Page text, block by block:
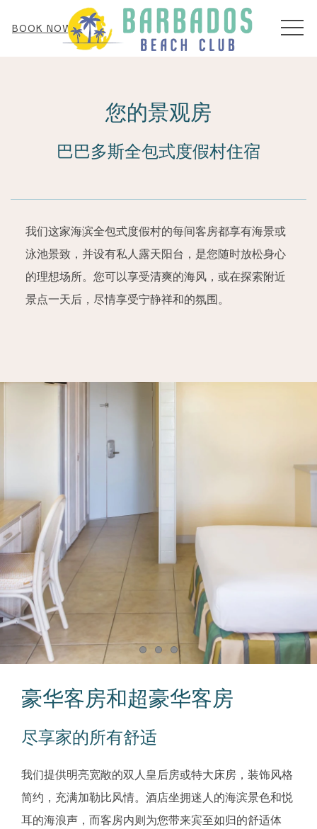
BOOK NOW
您的景观房
巴巴多斯全包式度假村住宿
我们这家海滨全包式度假村的每间客房都享有海景或
泳池景致，并设有私人露天阳台，是您随时放松身心
的理想场所。您可以享受清爽的海风，或在探索附近
景点一天后，尽情享受宁静祥和的氛围。
Item 1Item 2Item 3
豪华客房和超豪华客房
尽享家的所有舒适
我们提供明亮宽敞的双人皇后房或特大床房，装饰风格
简约，充满加勒比风情。酒店坐拥迷人的海滨景色和悦
耳的海浪声，而客房内则为您带来宾至如归的舒适体